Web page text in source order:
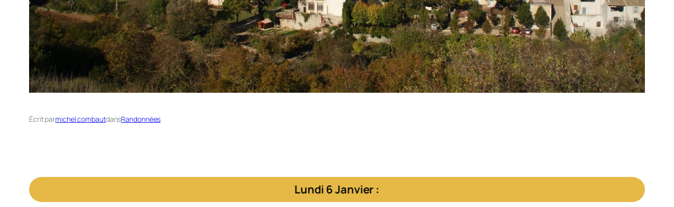
Écrit parmichel.combautdansRandonnées
Lundi 6 Janvier :